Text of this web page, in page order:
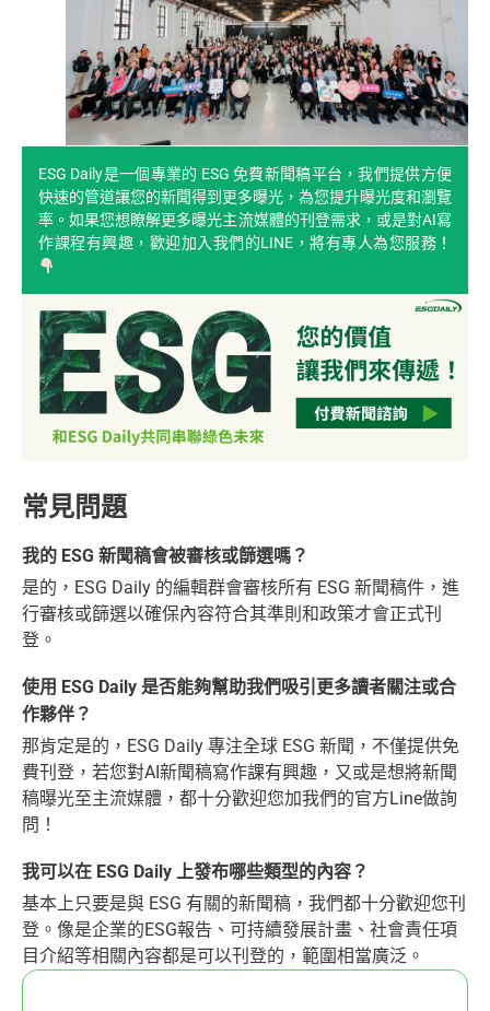
ESG Daily是一個專業的 ESG 免費新聞稿平台，我們提供方便
快速的管道讓您的新聞得到更多曝光，為您提升曝光度和瀏覽
率。如果您想瞭解更多曝光主流媒體的刊登需求，或是對AI寫
作課程有興趣，歡迎加入我們的LINE，將有專人為您服務！
常見問題
我的 ESG 新聞稿會被審核或篩選嗎？
是的，ESG Daily 的編輯群會審核所有 ESG 新聞稿件，進
行審核或篩選以確保內容符合其準則和政策才會正式刊
登。
使用 ESG Daily 是否能夠幫助我們吸引更多讀者關注或合
作夥伴？
那肯定是的，ESG Daily 專注全球 ESG 新聞，不僅提供免
費刊登，若您對AI新聞稿寫作課有興趣，又或是想將新聞
稿曝光至主流媒體，都十分歡迎您加我們的官方Line做詢
問！
我可以在 ESG Daily 上發布哪些類型的內容？
基本上只要是與 ESG 有關的新聞稿，我們都十分歡迎您刊
登。像是企業的ESG報告、可持續發展計畫、社會責任項
目介紹等相關內容都是可以刊登的，範圍相當廣泛。